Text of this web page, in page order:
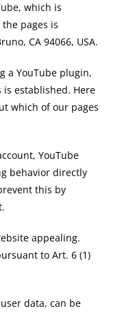
which is
pages is
CA 94066, USA.
a YouTube plugin,
is established. Here
which of our pages
YouTube
behavior directly
this by
appealing.
to Art. 6 (1)
data, can be